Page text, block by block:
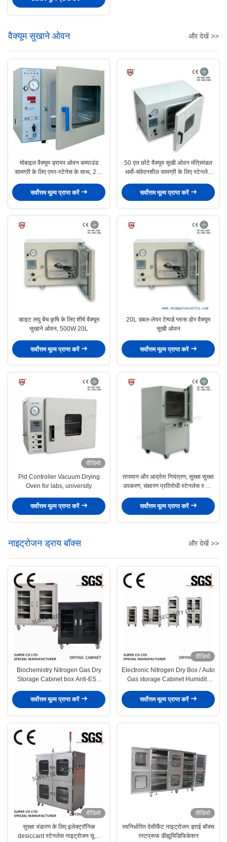
वैक्यूम सुखाने ओवन और देखें >>
मोबाइल वैक्यूम ड्रायर ओवन कम्पाउंड
सामग्री के लिए एयर-स्टेनेस के साथ, 210
सर्वोत्तम मूल्य प्राप्त करें
50 एल छोटे वैक्यूम सूखी ओवन मंत्रिमंडल
थर्मो-संवेदनशील सामग्री के लिए स्टेनलेस
सर्वोत्तम मूल्य प्राप्त करें
व्हाइट लघु बेंच कृषि के लिए शीर्ष वैक्यूम
सुखाने ओवन, 500W 20L
सर्वोत्तम मूल्य प्राप्त करें
20L डबल-लेयर टेम्पर्ड ग्लास डोर वैक्यूम
सूखी ओवन
सर्वोत्तम मूल्य प्राप्त करें
वीडियो
Pid Controller Vacuum Drying
Oven for labs, university
सर्वोत्तम मूल्य प्राप्त करें
तापमान और आर्द्रता नियंत्रण, सुरक्षा सुरक्षा
उपकरण, संक्षारण प्रतिरोधी स्टेनलेस स्टील
संवेदनशील रसायनों या उपकरणों के भंडारण
सर्वोत्तम मूल्य प्राप्त करें
नाइट्रोजन ड्राय बॉक्स और देखें >>
Biochemistry Nitrogen Gas Dry
Storage Cabinet box Anti-ESD
सर्वोत्तम मूल्य प्राप्त करें
वीडियो
Electronic Nitrogen Dry Box / Auto
Gas storage Cabinet Humidity
सर्वोत्तम मूल्य प्राप्त करें
वीडियो
सुरक्षा भंडारण के लिए इलेक्ट्रॉनिक
desiccant स्टेनलेस नाइट्रोजन सूखी
वीडियो
स्वनिर्धारित देसीकैंट नाइट्रोजन ड्राई बॉक्स
रस्टप्रूफ डीह्यूमिडिफिकेशन